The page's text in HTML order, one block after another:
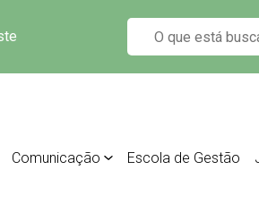
Comunicação Escola de Gestão